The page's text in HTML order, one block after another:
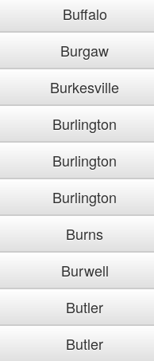
Buffalo
Burgaw
Burkesville
Burlington
Burlington
Burlington
Burns
Burwell
Butler
Butler